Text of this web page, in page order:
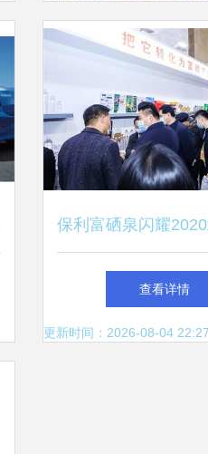
保利富硒泉闪耀
会 消费者对富硒产
远超预期，优扬远腾
查看详情
更新时间：2026-08-04